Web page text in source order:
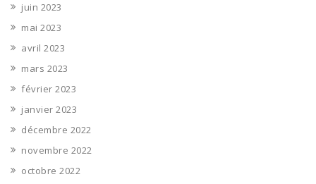
juin 2023
mai 2023
avril 2023
mars 2023
février 2023
janvier 2023
décembre 2022
novembre 2022
octobre 2022